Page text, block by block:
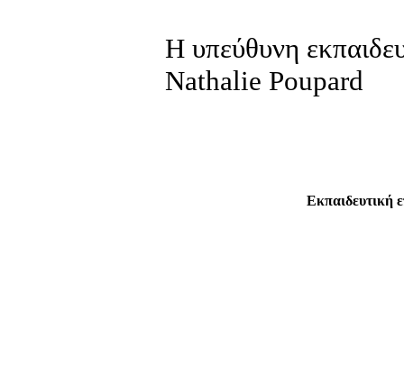
Η υπεύθυνη
Nathalie Poupard
Εκπαιδευτική